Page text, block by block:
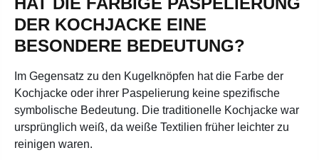
DER KOCHJACKE EINE
BESONDERE BEDEUTUNG?
Im Gegensatz zu den Kugelknöpfen hat die Farbe der
Kochjacke oder ihrer Paspelierung keine spezifische
symbolische Bedeutung. Die traditionelle Kochjacke war
ursprünglich weiß, da weiße Textilien früher leichter zu
reinigen waren.